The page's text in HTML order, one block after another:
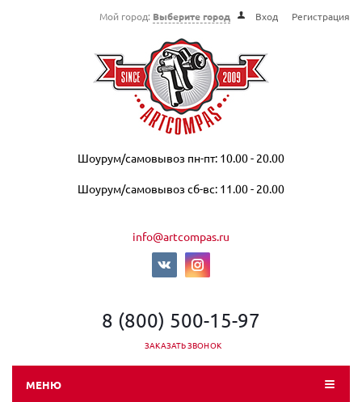
Мой город: Выберите город Вход Регистрация
Шоурум/самовывоз пн-пт: 10.00 - 20.00
Шоурум/самовывоз сб-вс: 11.00 - 20.00
info@artcompas.ru
8 (800) 500-15-97
ЗАКАЗАТЬ ЗВОНОК
МЕНЮ